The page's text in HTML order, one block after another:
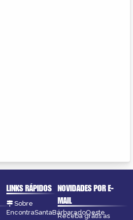
LINKS RÁPIDOS
Sobre
EncontraSantaBárbaradoOeste
NOVIDADES POR E-
MAIL
Receba grátis as